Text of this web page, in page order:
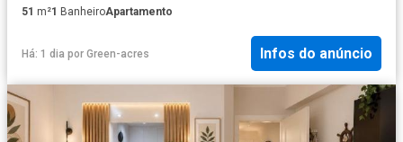
51 m²1 BanheiroApartamento
Há: 1 dia por Green-acres Infos do anúncio